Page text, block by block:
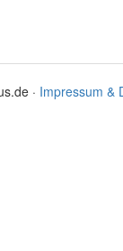
· Impressum &